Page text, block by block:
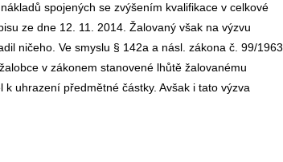
spojených se zvýšením kvalifikace v celkové
ze dne 12. 11. 2014. Žalovaný však na výzvu
ničeho. Ve smyslu § 142a a násl. zákona č. 99/1963
v zákonem stanovené lhůtě žalovanému
uhrazení předmětné částky. Avšak i tato výzva